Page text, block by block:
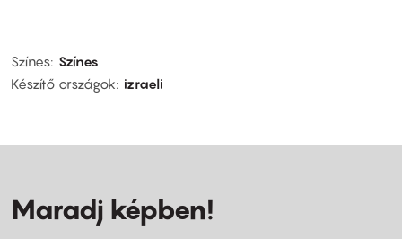
Színes Színes
Készítő országok
izraeli
Maradj képben!